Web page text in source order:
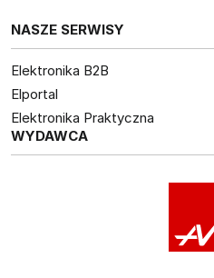
NASZE SERWISY
Elektronika B2B
Elportal
Elektronika Praktyczna
WYDAWCA